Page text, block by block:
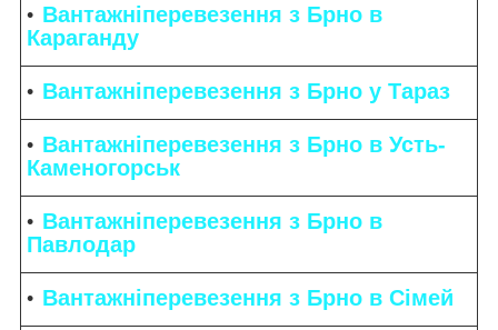
Вантажніперевезення з Брно в
Караганду
Вантажніперевезення з Брно у Тараз
Вантажніперевезення з Брно в Усть-
Каменогорськ
Вантажніперевезення з Брно в
Павлодар
Вантажніперевезення з Брно в Сімей